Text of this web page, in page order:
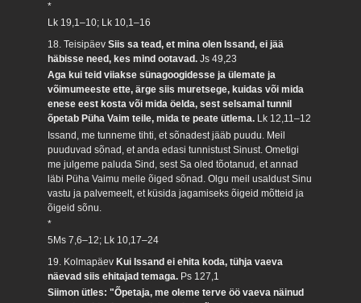
*
Lk 19,1–10; Lk 10,1–16
18. TeisipäevSiis sa tead, et mina olen Issand, ei jää
häbisse need, kes mind ootavad.Js 49,23
Aga kui teid viiakse sünagoogidesse ja ülemate ja
võimumeeste ette, ärge siis muretsege, kuidas või mida
enese eest kosta või mida öelda, sest selsamal tunnil
õpetab Püha Vaim teile, mida te peate ütlema. Lk 12,11–12
Issand, me tunneme tihti, et sõnadest jääb puudu. Meil
puuduvad sõnad, et anda edasi tunnistust Sinust. Ometigi
me julgeme paluda Sind, sest Sa oled tõotanud, et annad
läbi Püha Vaimu meile õiged sõnad. Olgu meil usaldust Sinu
vastu ja palvemeelt, et küsida jagamiseks õigeid mõtteid ja
õigeid sõnu.
*
5Ms 7,6–12; Lk 10,17–24
19. KolmapäevKui Issand ei ehita koda, tühja vaeva
näevad siis ehitajad temaga. Ps 127,1
Siimon ütles: "Õpetaja, me oleme terve öö vaeva näinud